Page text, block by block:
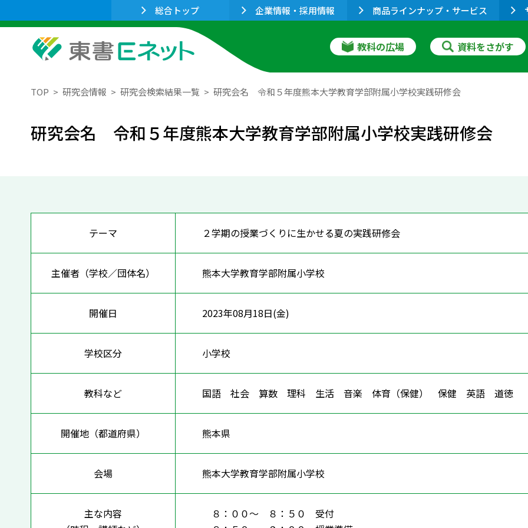
総合トップ 企業情報・採用情報 商品ラインナップ・サービス
教科の広場 資料をさがす
TOP 研究会情報 研究会検索結果一覧 研究会名 令和５年度熊本大学教育学部附属小学校実践研修会
研究会名 令和５年度熊本大学教育学部附属小学校実践研修会
テーマ ２学期の授業づくりに生かせる夏の実践研修会
主催者（学校／団体名） 熊本大学教育学部附属小学校
開催日 2023年08月18日(金)
学校区分 小学校
教科など 国語 社会 算数 理科 生活 音楽 体育（保健） 保健 英語 道
開催地（都道府県） 熊本県
会場 熊本大学教育学部附属小学校
主な内容
８：００〜 ８：５０ 受付